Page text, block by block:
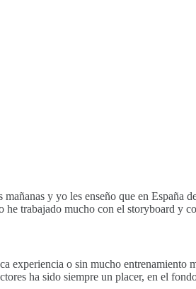
y yo les enseño que en España
trabajado mucho con el storyboard y
experiencia o sin mucho entrenamiento
ha sido siempre un placer, en el